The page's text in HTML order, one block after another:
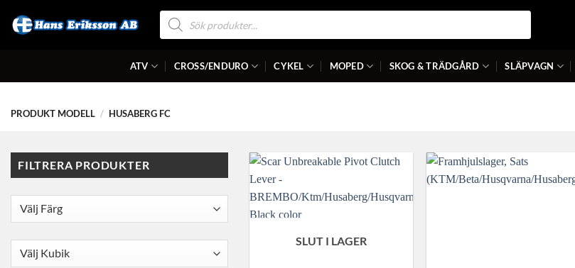
Produktsökning
ATV CROSS/ENDURO CYKEL MOPED SKOG & TRÄDGÅRD SLÄPVAGN
PRODUKT MODELL / HUSABERG FC
FILTRERA PRODUKTER
SLUT I LAGER